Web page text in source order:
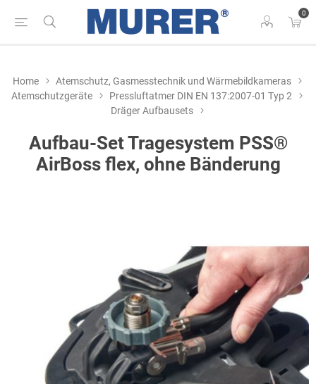
0
Home
Atemschutz, Gasmesstechnik und Wärmebildkameras
Atemschutzgeräte
Pressluftatmer DIN EN 137:2007-01 Typ 2
Dräger Aufbausets
Aufbau-Set Tragesystem PSS®
AirBoss flex, ohne Bänderung